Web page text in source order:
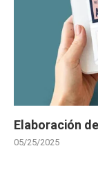
Elaboración
05/25/2025